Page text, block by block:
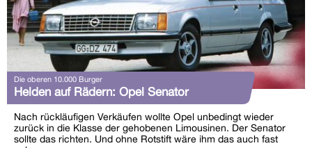
Die oberen 10.000 Burger
Helden auf Rädern: Opel Senator
Nach rückläufigen Verkäufen wollte Opel unbedingt wieder
zurück in die Klasse der gehobenen Limousinen. Der Senator
sollte das richten. Und ohne Rotstift wäre ihm das auch fast